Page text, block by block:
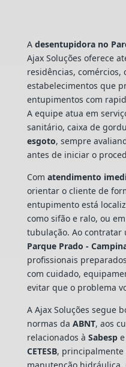
A desentupidora no
Ajax Soluções oferece
residências, comércios,
estabelecimentos que
entupimentos com
A equipe atua em
sanitário, caixa de
esgoto, sempre
antes de iniciar o
Com atendimento
orientar o cliente de
entupimento está
como sifão e ralo, ou
tubulação. Ao contratar
Parque Prado -
profissionais
com cuidado,
evitar que o problema
A Ajax Soluções segue
normas da ABNT, aos
relacionados à Sabespe
CETESB, principalmente
manutenção hidráulica,